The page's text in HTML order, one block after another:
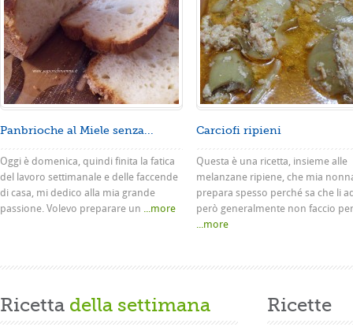
Panbrioche al Miele senza...
Oggi è domenica, quindi finita la fatica
del lavoro settimanale e delle faccende
di casa, mi dedico alla mia grande
passione. Volevo preparare un ...more
Carciofi ripieni
Questa è una ricetta, insieme alle
melanzane ripiene, che mia
prepara spesso perché sa che li
però generalmente non faccio
...more
Ricetta della settimana Ricette